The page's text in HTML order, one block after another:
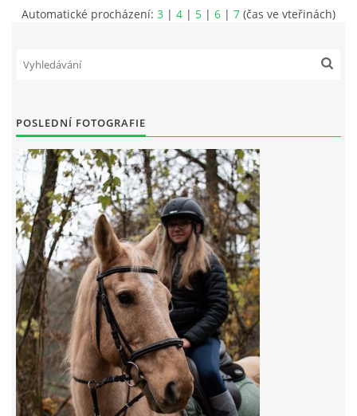
NEDOSTAVILI NA PODZIMNÍ BRIGÁDU
JARNÍ BRIGÁDA 20.5.2023
DNE 17.11.2023 KROUŽEK JEZDECTVÍ NENÍ
DĚKUJEME MĚSTU RYCHVALD ZA DOTACI V ROCE 2023
NABÍZÍME BRIGÁDU U NÁS VE STÁJI. PRO BLIŽŠÍ INFO
VOLEJTE 604265192
DĚKUJEME ZA PODPORU ČESKÉ UNIÍ SPORTU
JARNÍ BRIGÁDA 20.4 2024
Automatické procházení: 3 | 4 | 5 | 6 | 7 (čas ve vteřinách)
POSLEDNÍ FOTOGRAFIE